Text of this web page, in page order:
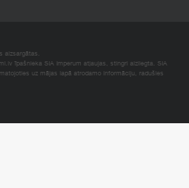
aizsargātas.
īpašnieka SIA Imperum atļaujas, stingri aizliegta. SIA
uz mājas lapā atrodamo informāciju, radušies